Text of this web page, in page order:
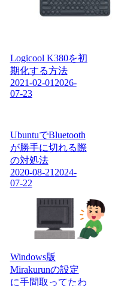
Logicool K380を初
期化する方法
2021-02-01 2026-
07-23
UbuntuでBluetooth
が勝手に切れる際
の対処法
2020-08-21 2024-
07-22
Windows版
Mirakurunの設定
に手間取ってたわ